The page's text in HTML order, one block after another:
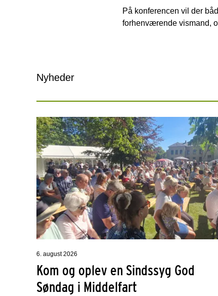
På konferencen vil der
forhenværende vismand,
Nyheder
6. august 2026
Kom og oplev en Sindssyg God
Søndag i Middelfart